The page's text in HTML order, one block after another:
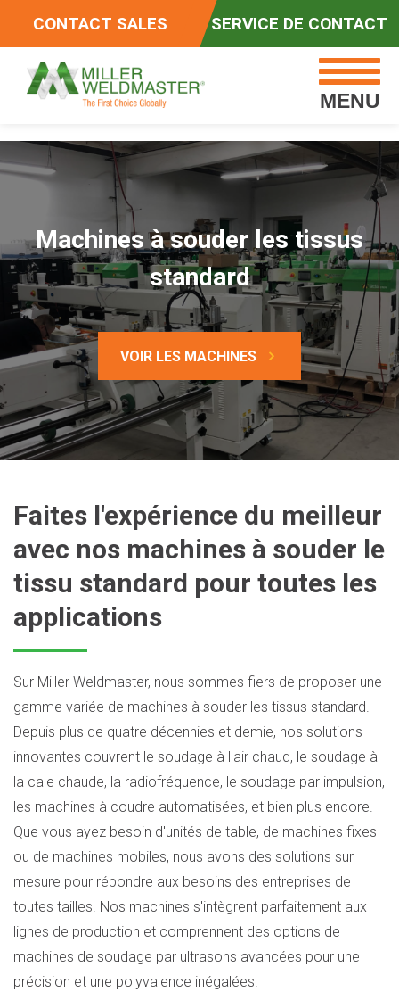
CONTACT SALES SERVICE DE CONTACT
MENU
Machines à souder les tissus
standard
VOIR LES MACHINES
Faites l'expérience du meilleur
avec nos machines à souder le
tissu standard pour toutes les
applications
Sur Miller Weldmaster, nous sommes fiers de proposer une
gamme variée de machines à souder les tissus standard.
Depuis plus de quatre décennies et demie, nos solutions
innovantes couvrent le soudage à l'air chaud, le soudage à
la cale chaude, la radiofréquence, le soudage par impulsion,
les machines à coudre automatisées, et bien plus encore.
Que vous ayez besoin d'unités de table, de machines fixes
ou de machines mobiles, nous avons des solutions sur
mesure pour répondre aux besoins des entreprises de
toutes tailles. Nos machines s'intègrent parfaitement aux
lignes de production et comprennent des options de
machines de soudage par ultrasons avancées pour une
précision et une polyvalence inégalées.